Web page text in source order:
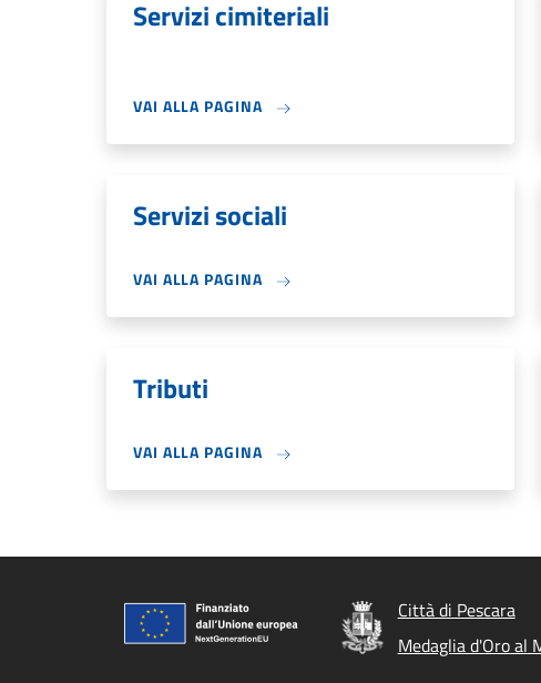
Servizi cimiteriali
VAI ALLA PAGINA
Servizi sociali
VAI ALLA PAGINA
Tributi
VAI ALLA PAGINA
Città di Pescara
Medaglia d'Oro al